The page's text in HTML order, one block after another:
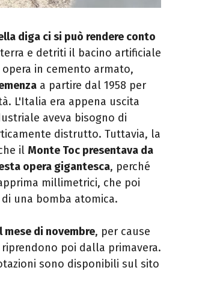
diga ci si può rendere conto
e detriti il bacino artificiale
in cemento armato,
a partire dal 1958 per
L'Italia era appena uscita
aveva bisogno di
distrutto. Tuttavia, la
il Monte Toc presentava da
opera gigantesca, perché
millimetrici, che poi
una bomba atomica.
mese di novembre, per cause
poi dalla primavera.
sono disponibili sul sito